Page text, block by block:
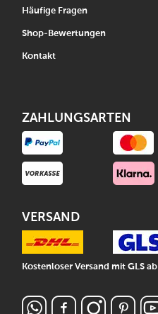
Häufige Fragen
Shop-Bewertungen
Kontakt
ZAHLUNGSARTEN
VERSAND
Kostenloser Versand mit GLS